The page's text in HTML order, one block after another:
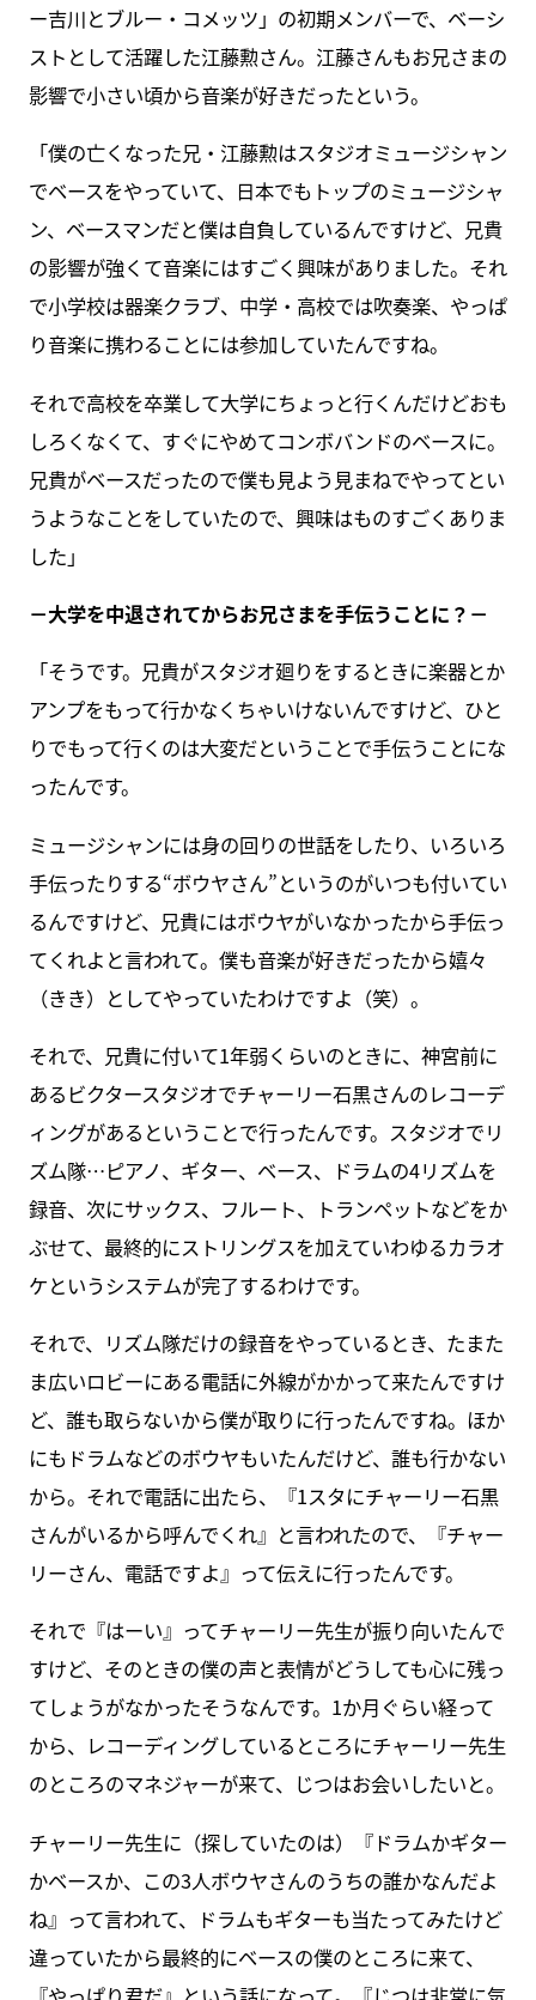
ー吉川とブルー・コメッツ」の初期メンバーで、ベーシ
ストとして活躍した江藤勲さん。江藤さんもお兄さまの
影響で小さい頃から音楽が好きだったという。
「僕の亡くなった兄・江藤勲はスタジオミュージシャン
でベースをやっていて、日本でもトップのミュージシャ
ン、ベースマンだと僕は自負しているんですけど、兄貴
の影響が強くて音楽にはすごく興味がありました。それ
で小学校は器楽クラブ、中学・高校では吹奏楽、やっぱ
り音楽に携わることには参加していたんですね。
それで高校を卒業して大学にちょっと行くんだけどおも
しろくなくて、すぐにやめてコンボバンドのベースに。
兄貴がベースだったので僕も見よう見まねでやってとい
うようなことをしていたので、興味はものすごくありま
した」
－大学を中退されてからお兄さまを手伝うことに？－
「そうです。兄貴がスタジオ廻りをするときに楽器とか
アンプをもって行かなくちゃいけないんですけど、ひと
りでもって行くのは大変だということで手伝うことにな
ったんです。
ミュージシャンには身の回りの世話をしたり、いろいろ
手伝ったりする“ボウヤさん”というのがいつも付いてい
るんですけど、兄貴にはボウヤがいなかったから手伝っ
てくれよと言われて。僕も音楽が好きだったから嬉々
（きき）としてやっていたわけですよ（笑）。
それで、兄貴に付いて1年弱くらいのときに、神宮前に
あるビクタースタジオでチャーリー石黒さんのレコーデ
ィングがあるということで行ったんです。スタジオでリ
ズム隊…ピアノ、ギター、ベース、ドラムの4リズムを
録音、次にサックス、フルート、トランペットなどをか
ぶせて、最終的にストリングスを加えていわゆるカラオ
ケというシステムが完了するわけです。
それで、リズム隊だけの録音をやっているとき、たまた
ま広いロビーにある電話に外線がかかって来たんですけ
ど、誰も取らないから僕が取りに行ったんですね。ほか
にもドラムなどのボウヤもいたんだけど、誰も行かない
から。それで電話に出たら、『1スタにチャーリー石黒
さんがいるから呼んでくれ』と言われたので、『チャー
リーさん、電話ですよ』って伝えに行ったんです。
それで『はーい』ってチャーリー先生が振り向いたんで
すけど、そのときの僕の声と表情がどうしても心に残っ
てしょうがなかったそうなんです。1か月ぐらい経って
から、レコーディングしているところにチャーリー先生
のところのマネジャーが来て、じつはお会いしたいと。
チャーリー先生に（探していたのは）『ドラムかギター
かベースか、この3人ボウヤさんのうちの誰かなんだよ
ね』って言われて、ドラムもギターも当たってみたけど
違っていたから最終的にベースの僕のところに来て、